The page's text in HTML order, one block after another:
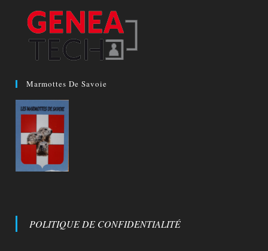
Marmottes De Savoie
POLITIQUE DE CONFIDENTIALITÉ